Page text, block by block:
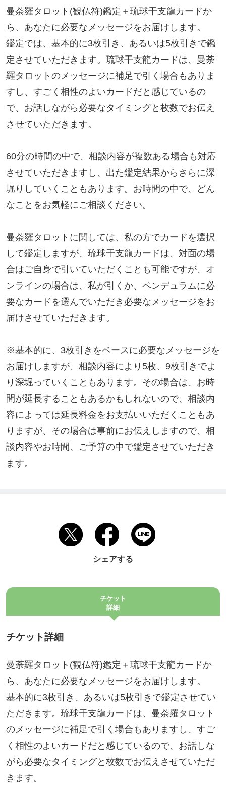
曼荼羅タロット(観仏符)鑑定＋琉球干支龍カードか
ら、あなたに必要なメッセージをお届けします。
鑑定では、基本的に3枚引き、あるいは5枚引きで鑑
定させていただきます。琉球干支龍カードは、曼荼
羅タロットのメッセージに補足で引く場合もありま
すし、すごく相性のよいカードだと感じているの
で、お話しながら必要なタイミングと枚数でお伝え
させていただきます。
60分の時間の中で、相談内容が複数ある場合も対応
させていただきますし、出た鑑定結果からさらに深
堀りしていくこともあります。お時間の中で、どん
なことをお気軽にご相談ください。
曼荼羅タロットに関しては、私の方でカードを選択
して鑑定しますが、琉球干支龍カードは、対面の場
合はご自身で引いていただくことも可能ですが、オ
ンラインの場合は、私が引くか、ペンデュラムに必
要なカードを選んでいただき必要なメッセージをお
届けさせていただきます。
※基本的に、3枚引きをベースに必要なメッセージを
お届けしますが、相談内容により5枚、9枚引きでよ
り深堀っていくこともあります。その場合は、お時
間が延長することもあるかもしれないので、相談内
容によっては延長料金をお支払いいただくこともあ
りますが、その場合は事前にお伝えしますので、相
談内容やお時間、ご予算の中で鑑定させていただき
ます。
シェアする
チケット
詳細
チケット詳細
曼荼羅タロット(観仏符)鑑定＋琉球干支龍カードか
ら、あなたに必要なメッセージをお届けします。
基本的に3枚引き、あるいは5枚引きで鑑定させてい
ただきます。琉球干支龍カードは、曼荼羅タロット
のメッセージに補足で引く場合もありますし、すご
く相性のよいカードだと感じているので、お話しな
がら必要なタイミングと枚数でお伝えさせていただ
きます。